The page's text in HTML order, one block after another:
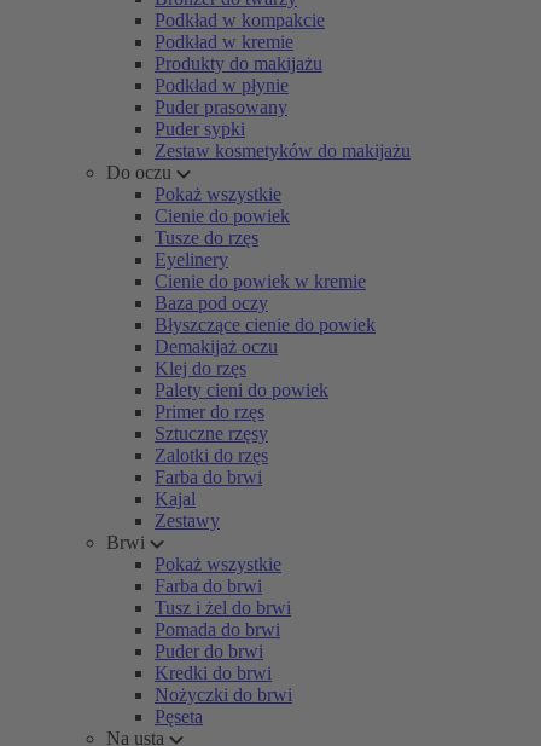
Podkład w kompakcie
Podkład w kremie
Produkty do makijażu
Podkład w płynie
Puder prasowany
Puder sypki
Zestaw kosmetyków do makijażu
Do oczu
Pokaż wszystkie
Cienie do powiek
Tusze do rzęs
Eyelinery
Cienie do powiek w kremie
Baza pod oczy
Błyszczące cienie do powiek
Demakijaż oczu
Klej do rzęs
Palety cieni do powiek
Primer do rzęs
Sztuczne rzęsy
Zalotki do rzęs
Farba do brwi
Kajal
Zestawy
Brwi
Pokaż wszystkie
Farba do brwi
Tusz i żel do brwi
Pomada do brwi
Puder do brwi
Kredki do brwi
Nożyczki do brwi
Pęseta
Na usta